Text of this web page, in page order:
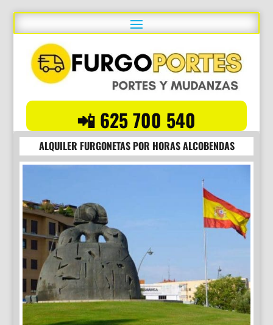
📲 625 700 540
ALQUILER FURGONETAS POR HORAS ALCOBENDAS